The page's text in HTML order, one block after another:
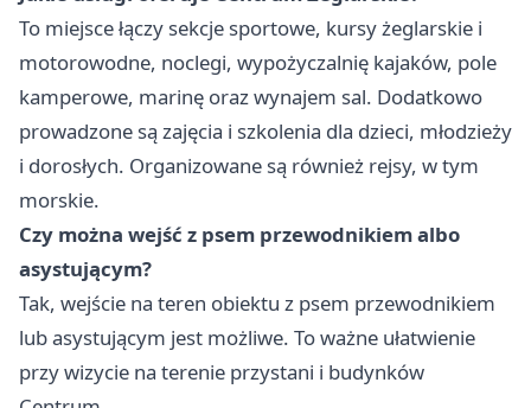
To miejsce łączy sekcje sportowe, kursy żeglarskie i
motorowodne, noclegi, wypożyczalnię kajaków, pole
kamperowe, marinę oraz wynajem sal. Dodatkowo
prowadzone są zajęcia i szkolenia dla dzieci, młodzieży
i dorosłych. Organizowane są również rejsy, w tym
morskie.
Czy można wejść z psem przewodnikiem albo
asystującym?
Tak, wejście na teren obiektu z psem przewodnikiem
lub asystującym jest możliwe. To ważne ułatwienie
przy wizycie na terenie przystani i budynków